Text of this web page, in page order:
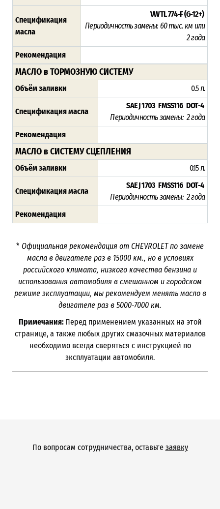
Спецификация
масла
VW TL 774-F (G-12+)
Периодичность замены: 60 тыс. км или
2 года
Рекомендация
МАСЛО в ТОРМОЗНУЮ СИСТЕМУ
Объём заливки 0.5 л.
Спецификация масла
SAE J 1703 FMSS116 DOT-4
Периодичность замены:2 года
Рекомендация
МАСЛО в СИСТЕМУ СЦЕПЛЕНИЯ
Объём заливки 0.15 л.
Спецификация масла
SAE J 1703 FMSS116 DOT-4
Периодичность замены:2 года
Рекомендация
* Официальная рекомендация от CHEVROLETпо замене
масла в двигателе раз в 15000 км., но в условиях
российского климата, низкого качества бензина и
использования автомобиля в смешанном и городском
режиме эксплуатации, мы рекомендуем менять масло в
двигателе раз в 5000-7000 км.
Примечания: Перед применением указанных на этой
странице, а также любых других смазочных материалов
необходимо всегда сверяться с инструкцией по
эксплуатации автомобиля.
По вопросам сотрудничества, оставьте заявку